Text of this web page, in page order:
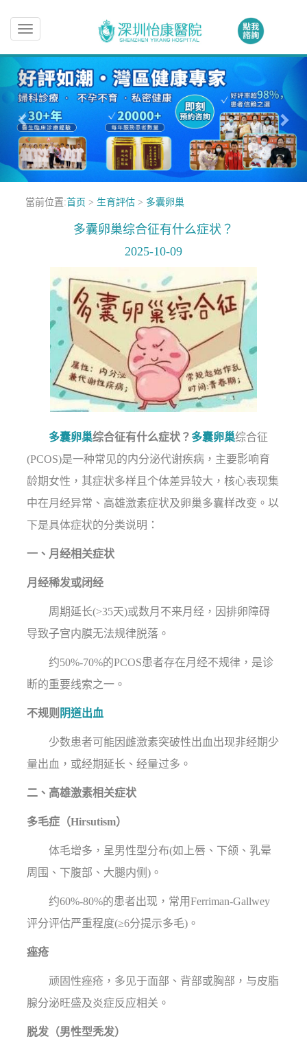
Toggle
navigation
當前位置:首页 > 生育評估> 多囊卵巢
多囊卵巢综合征有什么症状？
2025-10-09
多囊卵巢综合征有什么症状？ 多囊卵巢综合征
(PCOS)是一种常见的内分泌代谢疾病，主要影响育
龄期女性，其症状多样且个体差异较大，核心表现集
中在月经异常、高雄激素症状及卵巢多囊样改变。以
下是具体症状的分类说明：
一、月经相关症状
月经稀发或闭经
周期延长(>35天)或数月不来月经，因排卵障碍
导致子宫内膜无法规律脱落。
约50%-70%的PCOS患者存在月经不规律，是诊
断的重要线索之一。
不规则 阴道出血
少数患者可能因雌激素突破性出血出现非经期少
量出血，或经期延长、经量过多。
二、高雄激素相关症状
多毛症（Hirsutism）
体毛增多，呈男性型分布(如上唇、下颌、乳晕
周围、下腹部、大腿内侧)。
约60%-80%的患者出现，常用Ferriman-Gallwey
评分评估严重程度(≥6分提示多毛)。
痤疮
顽固性痤疮，多见于面部、背部或胸部，与皮脂
腺分泌旺盛及炎症反应相关。
脱发（男性型秃发）